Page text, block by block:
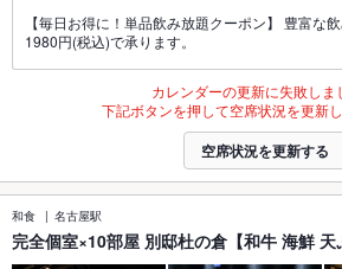
【毎日お得に！単品飲み放題クーポン】 豊富な
1980円(税込)で承ります。
カレンダーの更新に失敗しま
下記ボタンを押して空席状況を更新し
空席状況を更新する
和食 名古屋駅
完全個室×10部屋 別邸杜の倉【和牛 海鮮 天